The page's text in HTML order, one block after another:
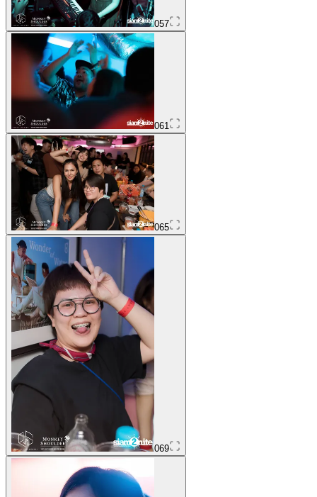
057
061
065
069